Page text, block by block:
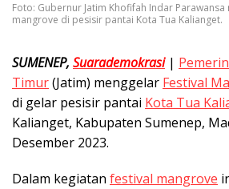
Foto: Gubernur Jatim Khofifah Indar
mangrove di pesisir pantai Kota Tua Kalianget.
SUMENEP, Suarademokrasi|
Timur(Jatim) menggelar Festival
di gelar pesisir pantai Kota Tua
Kalianget, Kabupaten Sumenep,
Desember 2023.
Dalam kegiatan festival mangrove